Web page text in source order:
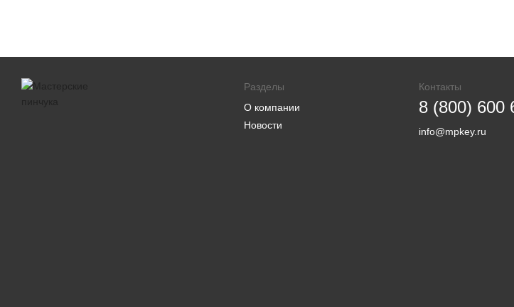
Разделы
О компании
Новости
Контакты
8 (800) 600
info@mpkey.ru